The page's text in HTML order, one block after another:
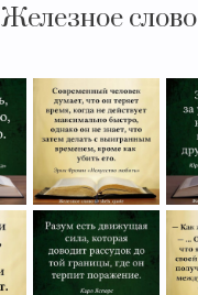
Железное слово